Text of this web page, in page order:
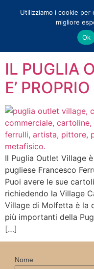
IL PUGLIA
E’
Il Puglia Outlet Village
pugliese Francesco
Puoi avere le sue
richiedendo la Village
Village di Molfetta è la
più importanti della
[…]
Nome
Utilizziamo i cookie per
migliore
Ok